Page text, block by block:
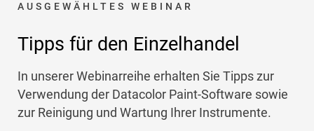
AUSGEWÄHLTES WEBINAR
Tipps für den Einzelhandel
In unserer Webinarreihe erhalten Sie Tipps zur
Verwendung der Datacolor Paint-Software sowie
zur Reinigung und Wartung Ihrer Instrumente.